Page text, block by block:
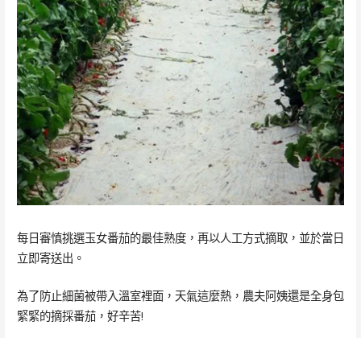
每日審慎挑選玉女番茄的最佳熟度，再以人工方式摘取，並於當日
立即寄送出。
為了防止細菌被帶入溫室裡面，天氣這麼熱，農夫阿姨還是全身包
緊緊的摘採番茄，好辛苦!